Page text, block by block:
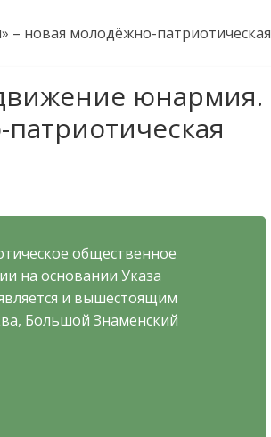
– новая молодёжно-патриотическая
юнармия.
общественное
на основании Указа
и вышестоящим
Большой Знаменский